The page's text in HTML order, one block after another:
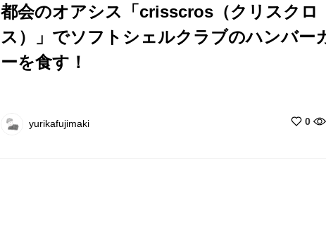
都会のオアシス「crisscros（クリスクロ
ス）」でソフトシェルクラブのハンバー
ーを食す！
yurikafujimaki 0